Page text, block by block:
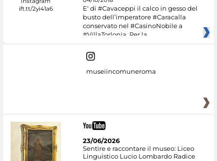
E' di #Cavaceppi il calco in gesso del
busto dell’imperatore #Caracalla
conservato nel #CasinoNobile a
#VillaTorlonia. Per la
museiincomuneroma
23/06/2026
Sentire e raccontare il museo: Liceo
Linguistico Lucio Lombardo Radice